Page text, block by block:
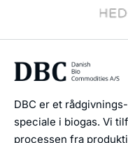
DBC er et
speciale i biogas. Vi
processen fra